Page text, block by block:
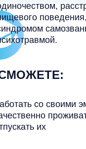
со своими
их
поведения,